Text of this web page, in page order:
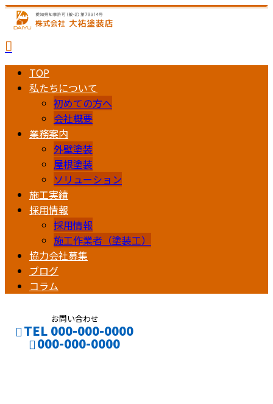
TOP
私たちについて
初めての方へ
会社概要
業務案内
外壁塗装
屋根塗装
ソリューション
施工実績
採用情報
採用情報
施工作業者（塗装工）
協力会社募集
ブログ
コラム
お問い合わせ
TEL 000-000-0000
000-000-0000